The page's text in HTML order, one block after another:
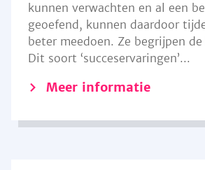
kunnen verwachten en al een
geoefend, kunnen daardoor
beter meedoen. Ze begrijpen
Dit soort ‘succeservaringen’...
Meer informatie